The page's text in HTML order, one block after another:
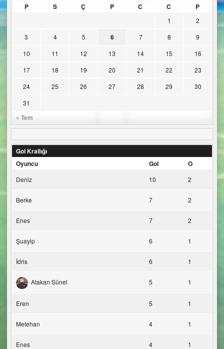
P
S Ç P C C P
« Tem
1
2
3
4 5 6 7 8
9
10
11 12 13 14 15
16
17
18 19 20 21 22
23
24
25 26 27 28 29
30
31
Gol Krallığı
Oyuncu
Gol O
Deniz 10 2
Berke 7 2
Enes 7 2
Şuayip 6 1
İdris 6 1
Atakan Sünel 5 1
Eren 5 1
Metehan 4 1
Enes 4 1